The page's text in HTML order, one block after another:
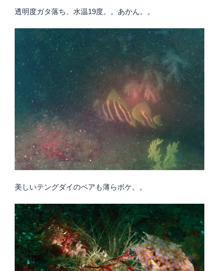
透明度ガタ落ち、水温19度。。あかん。。
美しいテングダイのペアも薄らボケ。。